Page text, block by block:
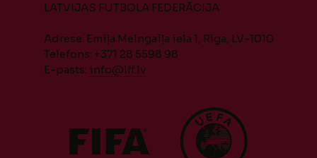
LATVIJAS FUTBOLA FEDERĀCIJA
Adrese: Emiļa Melngaiļa iela 1, Rīga, LV-1010
Telefons: +371 28 5598 98
E-pasts: info@lff.lv